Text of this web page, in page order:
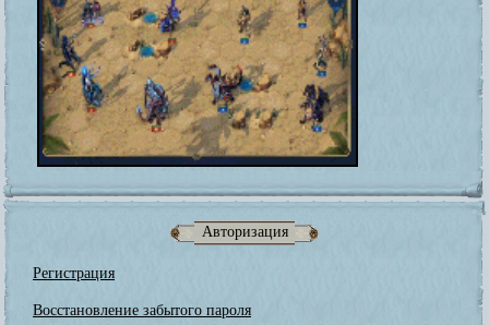
Авторизация
Регистрация
Восстановление забытого пароля